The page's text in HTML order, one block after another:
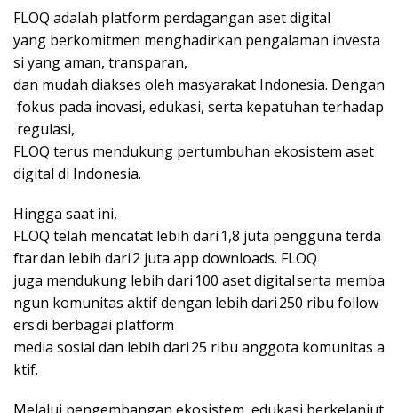
FLOQ adalah platform perdagangan aset digital
yang berkomitmen menghadirkan pengalaman investa
si yang aman, transparan,
dan mudah diakses oleh masyarakat Indonesia. Dengan
fokus pada inovasi, edukasi, serta kepatuhan terhadap
regulasi,
FLOQ terus mendukung pertumbuhan ekosistem aset
digital di Indonesia.
Hingga saat ini,
FLOQ telah mencatat lebih dari 1,8 juta pengguna terda
ftar dan lebih dari 2 juta app downloads. FLOQ
juga mendukung lebih dari 100 aset digital serta memba
ngun komunitas aktif dengan lebih dari 250 ribu follow
ers di berbagai platform
media sosial dan lebih dari 25 ribu anggota komunitas a
ktif.